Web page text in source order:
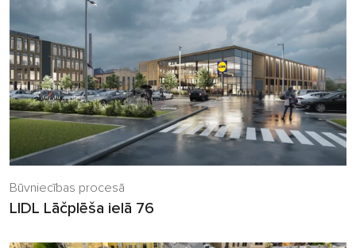
Būvniecības procesā
LIDL Lāčplēša ielā 76